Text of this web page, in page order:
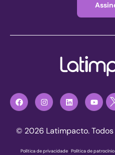
© 2026 Latimpacto.
Política de privacidade|Política de patrocínio